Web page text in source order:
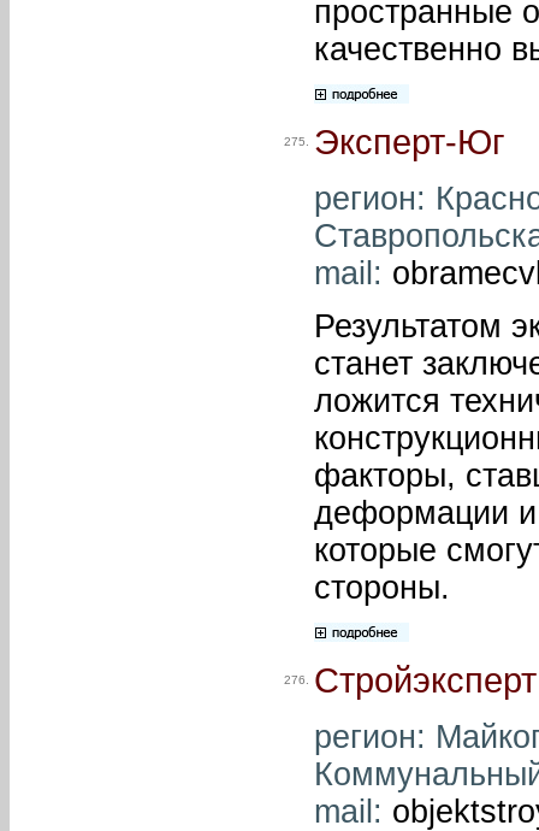
пространные
качественно
275. Эксперт-Юг
регион:
mail:
Результатом
станет
ложится
факторы,
деформации и
которые
стороны.
276.
регион:
mail: